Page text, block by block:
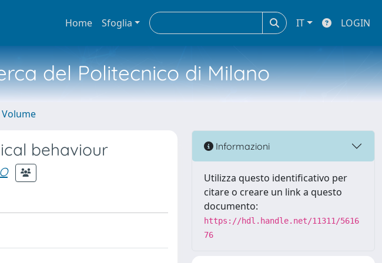
Home Sfoglia IT LOGIN
del Politecnico di Milano
behaviour Informazioni
Utilizza questo identificativo per
citare o creare un link a questo
documento:
https://hdl.handle.net/11311/5616
76